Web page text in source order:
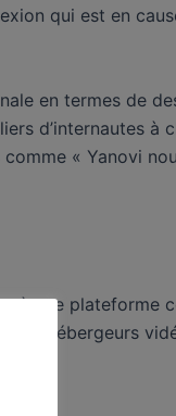
qui est en
en termes de
d’internautes à
« Yanovi
à une plateforme
hébergeurs